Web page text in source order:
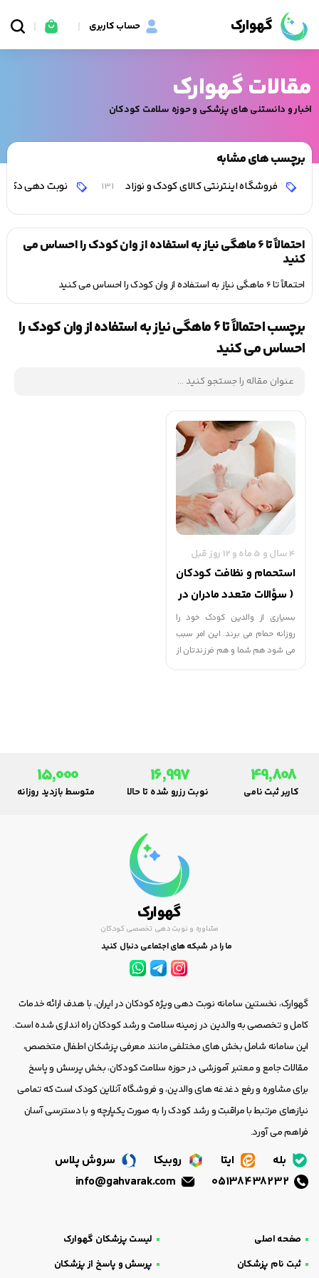
گهوارک حساب کاربری
مقالات گهوارک
اخبار و دانستنی های پزشکی و حوزه سلامت کودکان
برچسب های مشابه
فروشگاه اینترنتی کالای کودک و نوزاد 131 نوبت دهی
احتمالاً تا 6 ماهگی نیاز به استفاده از وان کودک را احساس می
کنید
احتمالاً تا 6 ماهگی نیاز به استفاده از وان کودک را احساس می کنید
برچسب احتمالاً تا 6 ماهگی نیاز به استفاده از وان کودک را
احساس می کنید
4 سال و 5 ماه و 12 روز قبل
استحمام و نظافت کودکان
( سؤالات متعدد مادران در
مورد حمام کردن کودک )
بسیاری از والدین کودک خود را
روزانه حمام می برند. این امر سبب
می شود هم شما و هم فرزندتان از
49,808
کاربر ثبت نامی
16,997
نوبت رزرو شده تا حالا
15,000
متوسط بازدید روزانه
گهوارک
مشاوره و نوبت دهی تخصصی کودکان
ما را در شبکه های اجتماعی دنبال کنید
گهوارک، نخستین سامانه نوبت دهی ویژه کودکان در ایران، با هدف ارائه خدمات
کامل و تخصصی به والدین در زمینه سلامت و رشد کودکان راه اندازی شده است.
این سامانه شامل بخش های مختلفی مانند معرفی پزشکان اطفال متخصص،
مقالات جامع و معتبر آموزشی در حوزه سلامت کودکان، بخش پرسش و پاسخ
برای مشاوره و رفع دغدغه های والدین، و فروشگاه آنلاین کودک است که تمامی
نیازهای مرتبط با مراقبت و رشد کودک را به صورت یکپارچه و با دسترسی آسان
فراهم می آورد.
بله ایتا روبیکا
سروش پلاس
صفحه اصلی
لیست پزشکان گهوارک
ثبت نام پزشکان
پرسش و پاسخ از پزشکان